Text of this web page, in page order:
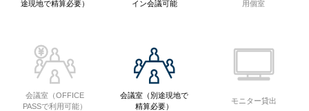
途現地で精算必要）
イン会議可能
用個室
会議室（OFFICE
PASSで利用可能）
会議室（別途現地で
精算必要）
モニター貸出